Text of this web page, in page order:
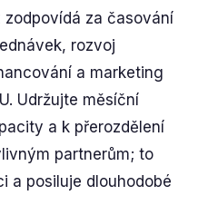
zodpovídá za časování
rozvoj
a marketing
Udržujte měsíční
a k přerozdělení
partnerům; to
a posiluje dlouhodobé